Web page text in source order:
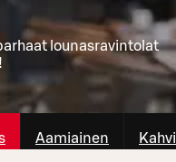
lounasravintolat
Aamiainen